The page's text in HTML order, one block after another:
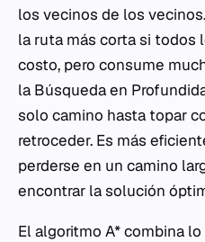
los vecinos de los
la ruta más corta si todos
costo, pero consume
la Búsqueda en
solo camino hasta topar
retroceder. Es más
perderse en un camino
encontrar la solución
El algoritmo A* combina